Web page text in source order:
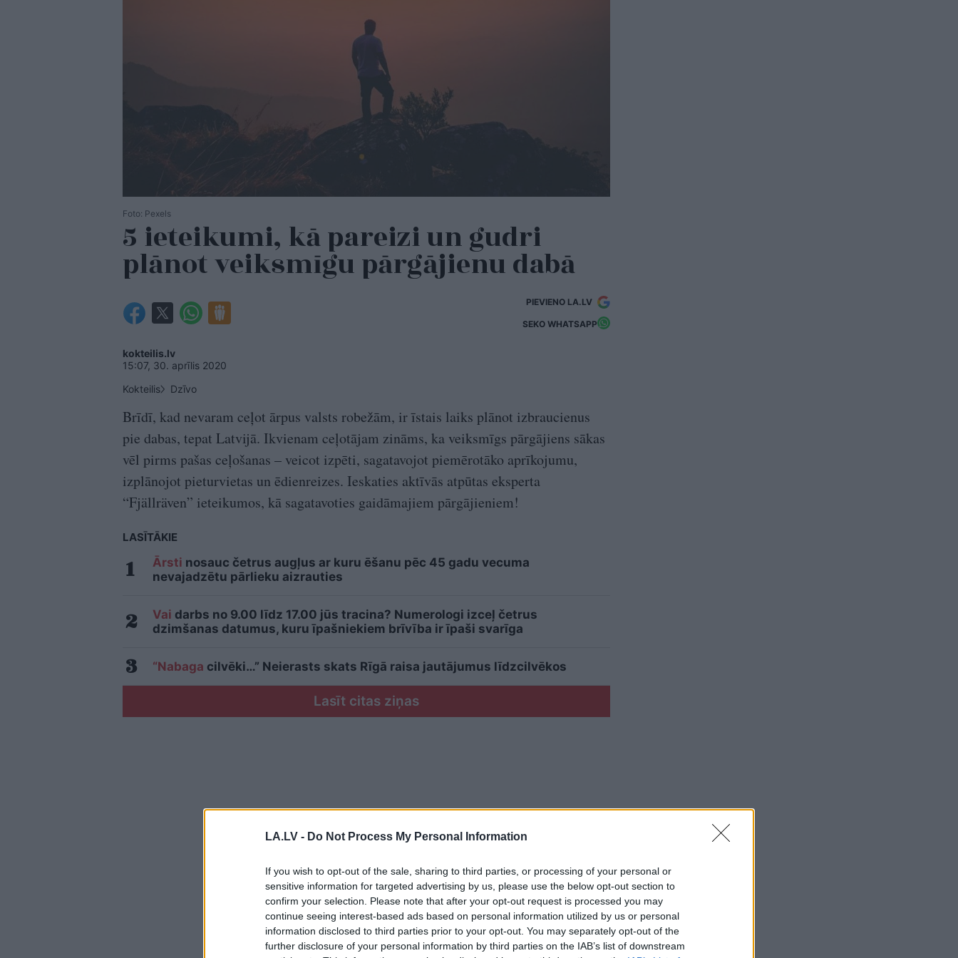
LA.LV - Do Not Process My Personal Information
If you wish to opt-out of the sale, sharing to third parties, or processing of your personal or
sensitive information for targeted advertising by us, please use the below opt-out section to
confirm your selection. Please note that after your opt-out request is processed you may
continue seeing interest-based ads based on personal information utilized by us or personal
information disclosed to third parties prior to your opt-out. You may separately opt-out of the
further disclosure of your personal information by third parties on the IAB’s list of downstream
Foto: Pexels
5 ieteikumi, kā pareizi un gudri
plānot veiksmīgu pārgājienu dabā
PIEVIENO LA.LV
SEKO WHATSAPP
kokteilis.lv
15:07, 30. aprīlis 2020
Kokteilis
Dzīvo
Brīdī, kad nevaram ceļot ārpus valsts robežām, ir īstais laiks plānot izbraucienus
pie dabas, tepat Latvijā. Ikvienam ceļotājam zināms, ka veiksmīgs pārgājiens sākas
vēl pirms pašas ceļošanas – veicot izpēti, sagatavojot piemērotāko aprīkojumu,
izplānojot pieturvietas un ēdienreizes. Ieskaties aktīvās atpūtas eksperta
“Fjällräven” ieteikumos, kā sagatavoties gaidāmajiem pārgājieniem!
LASĪTĀKIE
Ārsti nosauc četrus augļus ar kuru ēšanu pēc 45 gadu vecuma
nevajadzētu pārlieku aizrauties
Vai darbs no 9.00 līdz 17.00 jūs tracina? Numerologi izceļ četrus
dzimšanas datumus, kuru īpašniekiem brīvība ir īpaši svarīga
“Nabaga cilvēki…” Neierasts skats Rīgā raisa jautājumus līdzcilvēkos
Lasīt citas ziņas